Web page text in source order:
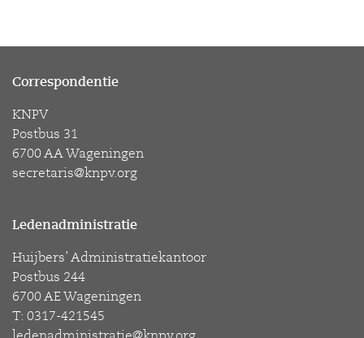
Correspondentie
KNPV
Postbus 31
6700 AA Wageningen
secretaris@knpv.org
Ledenadministratie
Huijbers’ Administratiekantoor
Postbus 244
6700 AE Wageningen
T: 0317-421545